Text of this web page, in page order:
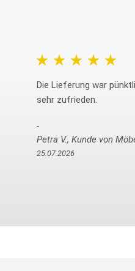
Die Lieferung war
sehr zufrieden.
Petra V., Kunde von
25.07.2026